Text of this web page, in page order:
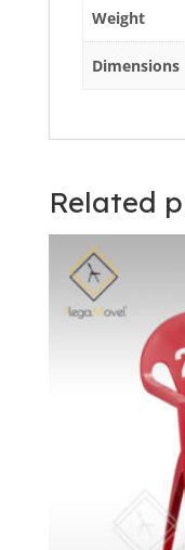
Weight
Dimensions
Related